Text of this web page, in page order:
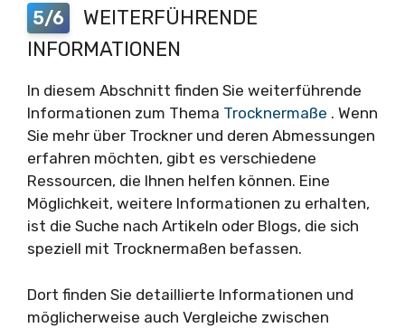
5/6
WEITERFÜHRENDE
INFORMATIONEN
In diesem Abschnitt finden Sie weiterführende
Informationen zum Thema Trocknermaße . Wenn
Sie mehr über Trockner und deren Abmessungen
erfahren möchten, gibt es verschiedene
Ressourcen, die Ihnen helfen können. Eine
Möglichkeit, weitere Informationen zu erhalten,
ist die Suche nach Artikeln oder Blogs, die sich
speziell mit Trocknermaßen befassen.
Dort finden Sie detaillierte Informationen und
möglicherweise auch Vergleiche zwischen